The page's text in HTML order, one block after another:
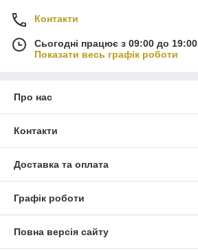
Контакти
Сьогодні працює з 09:00 до 19:00
Показати весь графік роботи
Про нас
Контакти
Доставка та оплата
Графік роботи
Повна версія сайту